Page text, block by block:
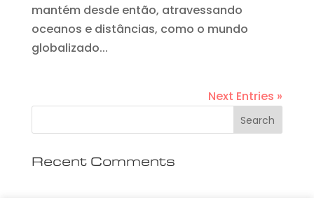
mantém desde então, atravessando
oceanos e distâncias, como o mundo
globalizado...
Next Entries »
Recent Comments